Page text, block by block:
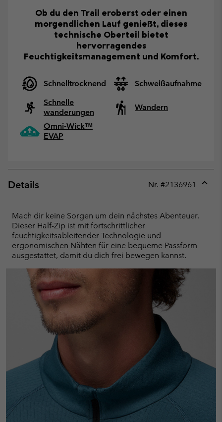
Ob du den Trail eroberst oder einen
morgendlichen Lauf genießt, dieses
technische Oberteil bietet
hervorragendes
Feuchtigkeitsmanagement und Komfort.
Schnelltrocknend
Schweißaufnahme
Schnelle
wanderungen
Wandern
Omni-Wick™
EVAP
Details Nr. #2136961
Mach dir keine Sorgen um dein nächstes Abenteuer.
Dieser Half-Zip ist mit fortschrittlicher
feuchtigkeitsableitender Technologie und
ergonomischen Nähten für eine bequeme Passform
ausgestattet, damit du dich frei bewegen kannst.